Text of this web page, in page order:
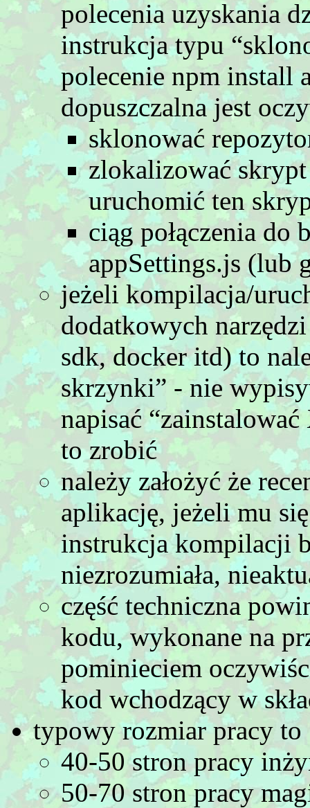
polecenia uzyskania
instrukcja typu
polecenie npm install
dopuszczalna jest
sklonować
zlokalizować
uruchomić ten
ciąg połączenia do
appSettings.js (lub
jeżeli kompilacja/
dodatkowych
sdk, docker itd) to
skrzynki” - nie
napisać
to zrobić
należy założyć że
aplikację, jeżeli mu
instrukcja kompilacji
niezrozumiała,
część techniczna
kodu, wykonane na
pominieciem
kod wchodzący w
typowy rozmiar pracy to
40-50 stron pracy
50-70 stron pracy